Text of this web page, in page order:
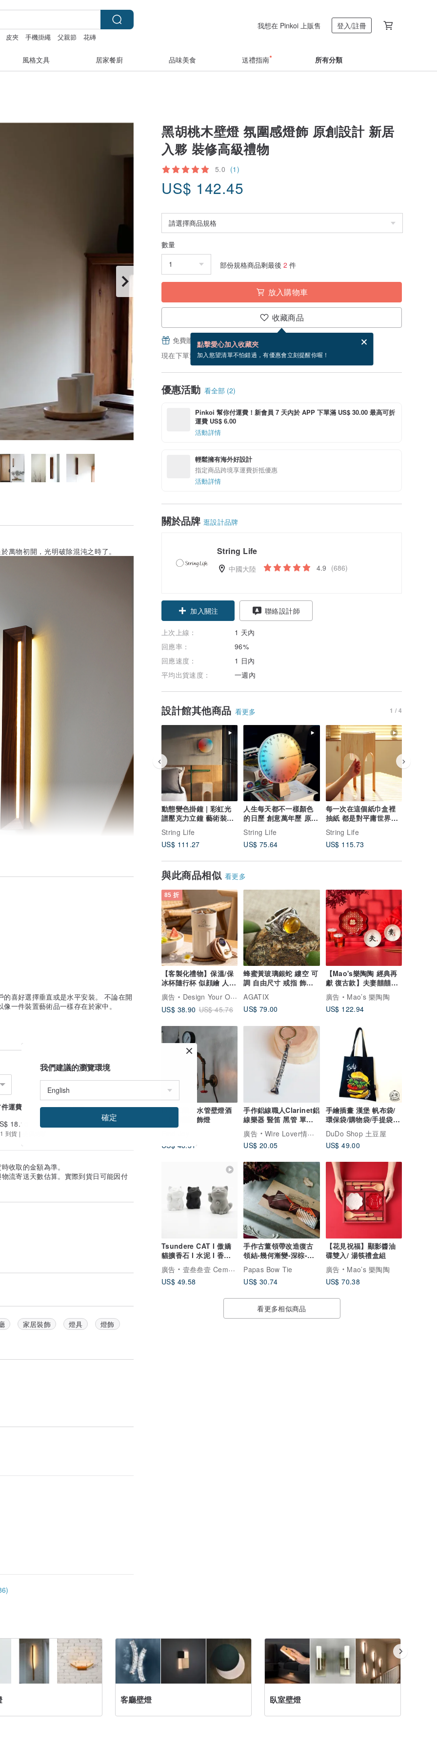
皮夾 手機掛繩 父親節 花磚
我想在 Pinkoi 上販售 登入/註冊
風格文具 居家餐廚 品味美食 送禮指南 所有分類
黑胡桃木壁燈 氛圍感燈飾 原創設計 新居
入夥 裝修高級禮物
5.0 (1)
US$ 142.45
數量
部份規格商品剩最後 2 件
放入購物車
收藏商品
點擊愛心加入收藏夾
加入慾望清單不怕錯過，有優惠會立刻提醒你喔！
免費贈送電子賀卡，結帳完成後填寫
現在下單預估 8/21~9/11 到貨。
優惠活動 看全部 (2)
Pinkoi 幫你付運費！新會員 7 天內於 APP 下單滿 US$ 30.00 最高可折
運費 US$ 6.00
活動詳情
輕鬆擁有海外好設計
指定商品跨境享運費折抵優惠
活動詳情
關於品牌 逛設計品牌
String Life
中國大陸 4.9 (686)
加入關注 聯絡設計師
上次上線：
1 天內
回應率：
96%
回應速度：
1 日內
平均出貨速度：
一週內
設計館其他商品 看更多 1 / 4
動態變色掛鐘 | 彩虹光
譜壓克力立鐘 藝術裝置
原創設計 創意禮物
String Life
US$ 111.27
人生每天都不一樣顏色
的日歷 創意萬年歷 原創
設計 辦公室禮物
String Life
US$ 75.64
每一次在這個紙巾盒裡
抽紙 都是對平庸世界的
反抗 新居創意禮物
String Life
US$ 115.73
與此商品相似 看更多
85 折
【客製化禮物】保溫/保
冰杯隨行杯 似顔繪 人像
訂製 生日禮送朋友
廣告
Design Your Own Wine 香港酒瓶雕刻禮品專門店
US$ 38.90 US$ 45.76
蜂蜜黃玻璃銀蛇 縷空 可
調 自由尺寸 戒指 飾品
禮物
AGATIX
US$ 79.00
【Mao's樂陶陶 經典再
獻 復古款】夫妻囍囍禮
盒組
廣告
Mao’s 樂陶陶
US$ 122.94
loft 工業風水管壁燈酒
吧咖啡廳裝飾燈
US$ 48.31
手作鋁線職人Clarinet鋁
線樂器 豎笛 黑管 單簧
管 交換禮物 耶誕
廣告
Wire Lover情鋁線藝術工作室
US$ 20.05
手繪插畫 漢堡 帆布袋/
環保袋/購物袋/手提袋/
托特包/肩背包側背
DuDo Shop 土豆屋
US$ 49.00
Tsundere CAT I 傲嬌
貓擴香石 I 水泥 I 香氛 I
禮物 I 附5mi精油
廣告
壹叁叁壹 Cementer No.1331
US$ 49.58
手作古董領帶改造復古
領結-幾何漸變-深棕-窄
Papas Bow Tie
US$ 30.74
【花見祝福】顯影醬油
碟雙入/ 湯筷禮盒組
廣告
Mao’s 樂陶陶
US$ 70.38
看更多相似商品
萬物初開，光明破除混沌之時了。
喜好選擇垂直或是水平安裝。 不論在開
一件裝置藝術品一樣存在於家中。
運費
續件加收
18.15
貨 | 提供追蹤
收取的金額為準。
流寄送天數估算。實際到貨日可能因付
家居裝飾 燈具 燈飾
客廳壁燈 臥室壁燈
我們建議的瀏覽環境
確定